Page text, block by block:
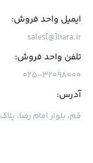
ایمیل واحد فروش:
sales[@]liara.ir
تلفن واحد فروش:
۰۲۵-۳۲۰۹۸۰۰۰
آدرس:
قم، بلوار امام رضا، پلاک ۲۹، ساختمان امام رضا، طبقه ۳، واحد ۷